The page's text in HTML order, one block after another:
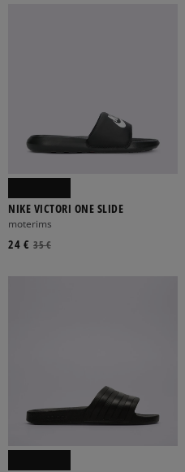
NIKE VICTORI ONE SLIDE
moterims
35 €
24 €